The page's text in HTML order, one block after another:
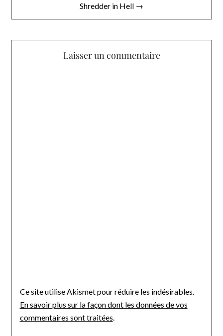
Shredder in Hell →
Laisser un commentaire
Ce site utilise Akismet pour réduire les indésirables.
En savoir plus sur la façon dont les données de vos
commentaires sont traitées